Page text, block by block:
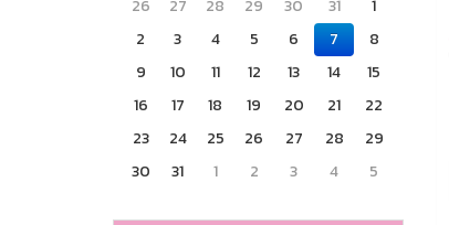
26
27 28 29 30 31
1
2
3 4 5 6 7
8
9
10 11 12 13 14
15
16
17 18 19 20 21
22
23
24 25 26 27 28
29
30
31 1 2 3 4 5